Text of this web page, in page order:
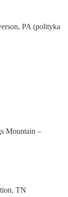
PA (polityka
Mountain –
TN